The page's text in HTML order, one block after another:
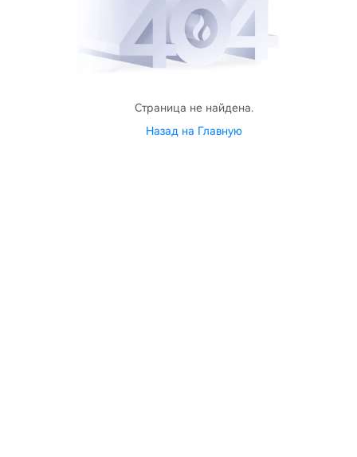
Страница не найдена.
Назад на Главную